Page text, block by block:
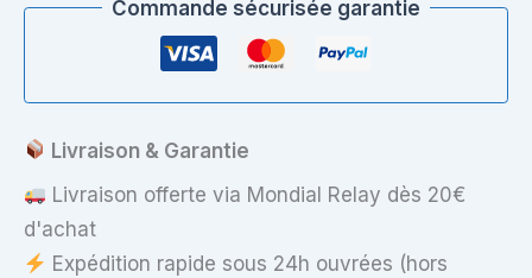
Commande sécurisée garantie
Livraison & Garantie
Livraison offerte via Mondial Relay dès 20€
d'achat
Expédition rapide sous 24h ouvrées (hors